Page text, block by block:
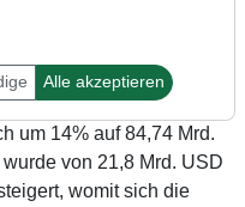
Quartal bekannt und
zweistellig steigern.
um 14% auf 84,74 Mrd.
von 21,8 Mrd. USD
womit sich die
Alle akzeptieren